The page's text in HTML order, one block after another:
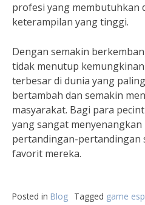
profesi yang membutuhkan
keterampilan yang tinggi.
Dengan semakin
tidak menutup
terbesar di dunia yang
bertambah dan semakin
masyarakat. Bagi para
yang sangat
pertandingan-pertandingan
favorit mereka.
Posted in Blog Tagged game